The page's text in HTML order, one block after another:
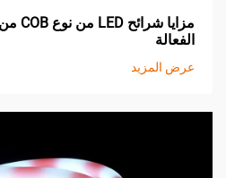
الفعالة
عرض المزيد